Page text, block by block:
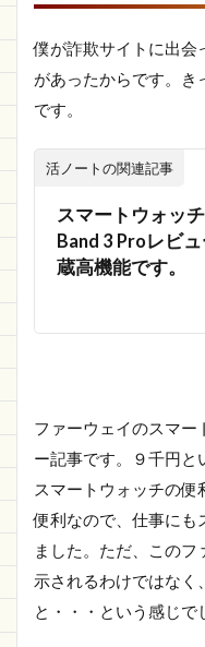
僕が詐欺サイトに出会
があったからです。き
です。
活ノートの関連記事
スマートウォッ
Band 3 Proレビ
蔵高機能です。
ファーウェイのスマー
ー記事です。９千円と
スマートウォッチの便
便利なので、仕事にも
ました。ただ、この
示されるわけではなく
と・・・という感じで